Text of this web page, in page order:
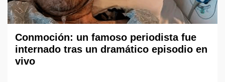
Conmoción: un famoso periodista fue
internado tras un dramático episodio en
vivo